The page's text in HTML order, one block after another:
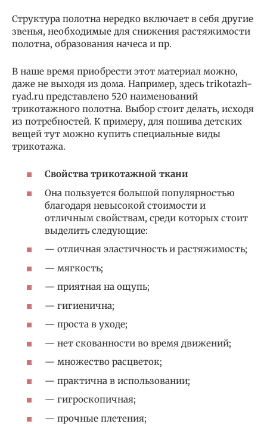
Структура полотна нередко включает в себя другие
звенья, необходимые для снижения растяжимости
полотна, образования начеса и пр.
В наше время приобрести этот материал можно,
даже не выходя из дома. Например, здесь trikotazh-
ryad.ru представлено 520 наименований
трикотажного полотна. Выбор стоит делать, исходя
из потребностей. К примеру, для пошива детских
вещей тут можно купить специальные виды
трикотажа.
Свойства трикотажной ткани
Она пользуется большой популярностью
благодаря невысокой стоимости и
отличным свойствам, среди которых стоит
выделить следующие:
— отличная эластичность и растяжимость;
— мягкость;
— приятная на ощупь;
— гигиенична;
— проста в уходе;
— нет скованности во время движений;
— множество расцветок;
— практична в использовании;
— гигроскопичная;
— прочные плетения;